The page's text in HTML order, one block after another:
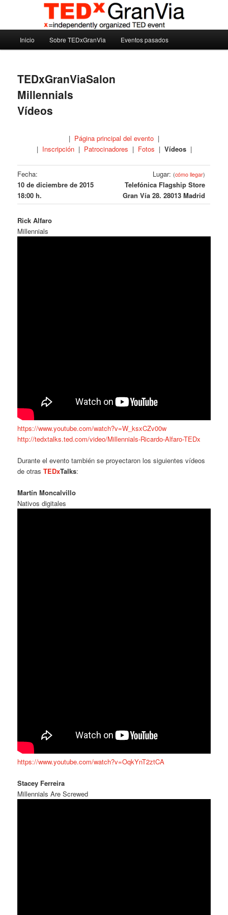
principalTEDxGranVia
Madrid – España – Spain
Inicio Sobre TEDxGranVia Eventos pasados
TEDxGranViaSalon
Millennials
Vídeos
| Página principal del evento |
| Inscripción| Patrocinadores | Fotos | Vídeos|
Fecha:
10 de diciembre de 2015
18:00 h.
Lugar:(cómo llegar)
Telefónica Flagship Store
Gran Vía 28. 28013 Madrid
Rick Alfaro
Millennials
https://www.youtube.com/watch?v=W_ksxCZv00w
http://tedxtalks.ted.com/video/Millennials-Ricardo-Alfaro-TEDx
Durante el evento también se proyectaron los siguientes vídeos
de otrasTEDxTalks:
Martín Moncalvillo
Nativos digitales
https://www.youtube.com/watch?v=OqkYnT2ztCA
Stacey Ferreira
Millennials Are Screwed